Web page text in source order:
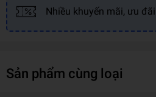
Nhiều khuyến mãi, ưu đãi
Sản phẩm cùng loại